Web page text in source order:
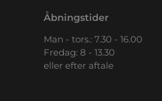
Åbningstider
Man - tors.: 7.30 - 16.00
Fredag: 8 - 13.30
eller efter aftale